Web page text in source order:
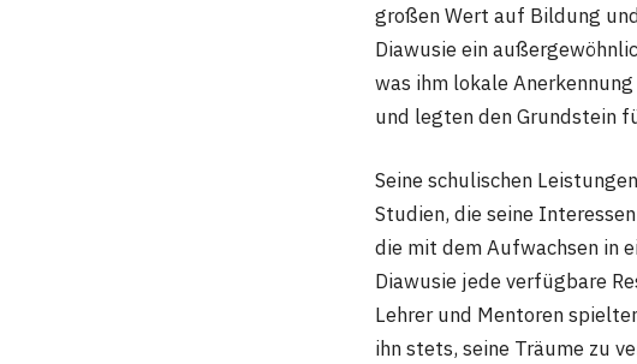
großen Wert auf Bildung
Diawusie ein
was ihm lokale
und legten den Grundstein
Seine schulischen
Studien, die seine
die mit dem Aufwachsen in
Diawusie jede verfügbare
Lehrer und Mentoren
ihn stets, seine Träume zu